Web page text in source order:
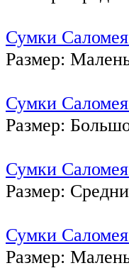
Сумки
Размер:
Сумки
Размер:
Сумки
Размер:
Сумки
Размер: